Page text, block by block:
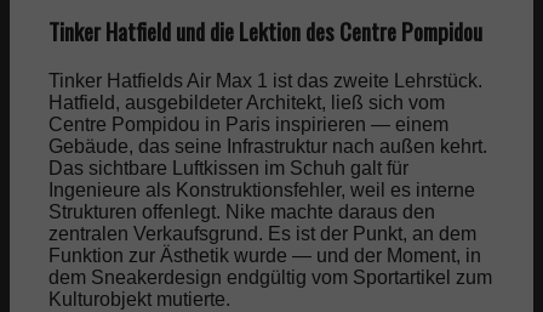
Tinker Hatfield und die Lektion des Centre Pompidou
Tinker Hatfields Air Max 1 ist das zweite Lehrstück.
Hatfield, ausgebildeter Architekt, ließ sich vom
Centre Pompidou in Paris inspirieren — einem
Gebäude, das seine Infrastruktur nach außen kehrt.
Das sichtbare Luftkissen im Schuh galt für
Ingenieure als Konstruktionsfehler, weil es interne
Strukturen offenlegt. Nike machte daraus den
zentralen Verkaufsgrund. Es ist der Punkt, an dem
Funktion zur Ästhetik wurde — und der Moment, in
dem Sneakerdesign endgültig vom Sportartikel zum
Kulturobjekt mutierte.